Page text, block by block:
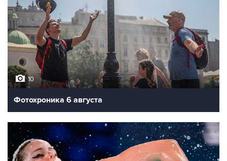
10
Фотохроника 6 августа